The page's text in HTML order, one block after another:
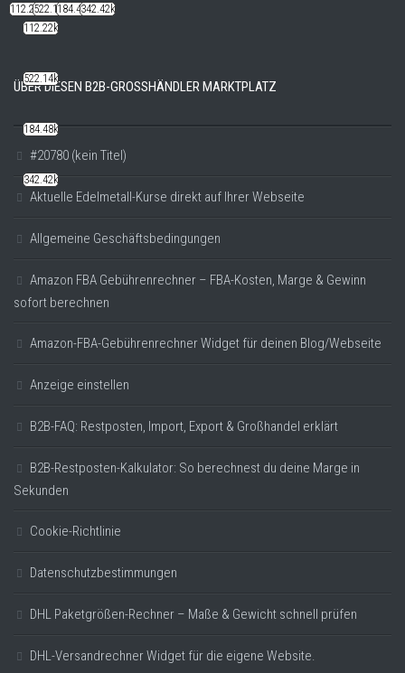
112.22k522.14k184.48k342.42k
ÜBER DIESEN B2B-GROSSHÄNDLER MARKTPLATZ
#20780 (kein Titel)
Aktuelle Edelmetall-Kurse direkt auf Ihrer Webseite
Allgemeine Geschäftsbedingungen
Amazon FBA Gebührenrechner – FBA-Kosten, Marge & Gewinn
sofort berechnen
Amazon-FBA-Gebührenrechner Widget für deinen Blog/Webseite
Anzeige einstellen
B2B-FAQ: Restposten, Import, Export & Großhandel erklärt
B2B-Restposten-Kalkulator: So berechnest du deine Marge in
Sekunden
Cookie-Richtlinie
Datenschutzbestimmungen
DHL Paketgrößen-Rechner – Maße & Gewicht schnell prüfen
DHL-Versandrechner Widget für die eigene Website.
112.22k
522.14k
184.48k
342.42k